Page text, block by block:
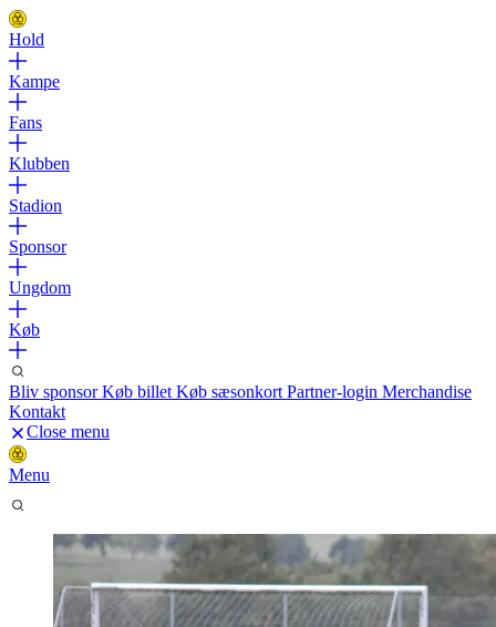
Hold
Kampe
Fans
Klubben
Stadion
Sponsor
Ungdom
Køb
Bliv sponsorKøb billet Køb sæsonkort Partner-login Merchandise
Kontakt
Close menu
Menu